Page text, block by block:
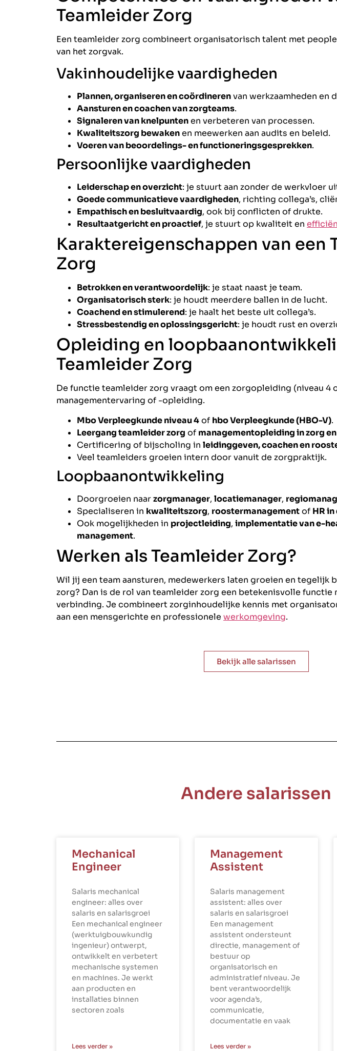
Teamleider Zorg
Een teamleider zorg combineert organisatorisch talent met
van het zorgvak.
Vakinhoudelijke vaardigheden
Plannen, organiseren en coördinerenvan werkzaamheden en
Aansturen en coachen van zorgteams.
Signaleren van knelpuntenen verbeteren van processen.
Kwaliteitszorg bewakenen meewerken aan audits en beleid.
Voeren van beoordelings- en functioneringsgesprekken.
Persoonlijke vaardigheden
Leiderschap en overzicht: je stuurt aan zonder de werkvloer
Goede communicatieve vaardigheden, richting collega’s,
Empathisch en besluitvaardig, ook bij conflicten of drukte.
Resultaatgericht en proactief, je stuurt op kwaliteit en
Karaktereigenschappen van een
Zorg
Betrokken en verantwoordelijk: je staat naast je team.
Organisatorisch sterk: je houdt meerdere ballen in de lucht.
Coachend en stimulerend: je haalt het beste uit collega’s.
Stressbestendig en oplossingsgericht: je houdt rust en
Opleiding en
Teamleider Zorg
De functie teamleider zorg vraagt om een zorgopleiding (niveau 4
managementervaring of -opleiding.
Mbo Verpleegkunde niveau 4of hbo Verpleegkunde (HBO-V).
Leergang teamleider zorg of managementopleiding in zorg
Certificering of bijscholing in leidinggeven, coachen en
Veel teamleiders groeien intern door vanuit de zorgpraktijk.
Loopbaanontwikkeling
Doorgroeien naarzorgmanager, locatiemanager,
Specialiseren in kwaliteitszorg, roostermanagementof HR
Ook mogelijkheden in projectleiding, implementatie van e-
management.
Werken als Teamleider Zorg?
Wil jij een team aansturen, medewerkers laten groeien en tegelijk
zorg? Dan is de rol van teamleider zorg een betekenisvolle functie
verbinding. Je combineert zorginhoudelijke kennis met
aan een mensgerichte en professionele werkomgeving.
Bekijk alle salarissen
Andere salarissen
Mechanical
Engineer
Salaris mechanical
engineer: alles over
salaris en salarisgroei
Een mechanical engineer
(werktuigbouwkundig
ingenieur) ontwerpt,
ontwikkelt en verbetert
mechanische systemen
en machines. Je werkt
aan producten en
installaties binnen
sectoren zoals
Lees verder »
Management
Assistent
Salaris management
assistent: alles over
salaris en salarisgroei
Een management
assistent ondersteunt
directie, management of
bestuur op
organisatorisch en
administratief niveau. Je
bent verantwoordelijk
voor agenda’s,
communicatie,
documentatie en vaak
Lees verder »